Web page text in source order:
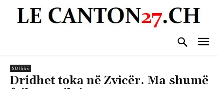
SUISSE
Dridhet toka në Zvicër. Ma shumë